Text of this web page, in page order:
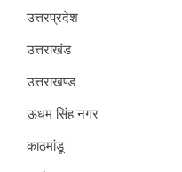
उत्तरप्रदेश
उत्तराखंड
उत्तराखण्ड
ऊधम सिंह नगर
काठमांडू